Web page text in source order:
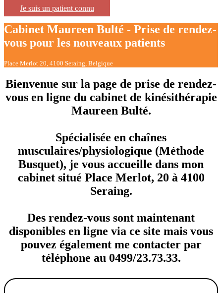
Je suis un patient connu
Cabinet Maureen Bulté - Prise de rendez-
vous pour les nouveaux patients
Place Merlot 20, 4100 Seraing, Belgique
Bienvenue sur la page de prise de rendez-
vous en ligne du cabinet de kinésithérapie
Maureen Bulté.
Spécialisée en chaînes
musculaires/physiologique (Méthode
Busquet), je vous accueille dans mon
cabinet situé Place Merlot, 20 à 4100
Seraing.
Des rendez-vous sont maintenant
disponibles en ligne via ce site mais vous
pouvez également me contacter par
téléphone au 0499/23.73.33.